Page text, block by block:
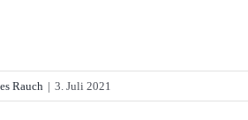
Rauch | 3. Juli 2021